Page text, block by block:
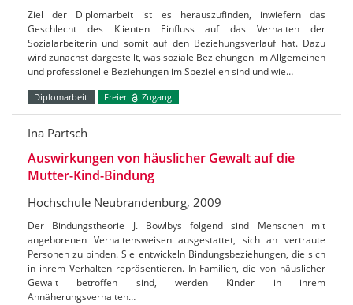
Ziel der Diplomarbeit ist es herauszufinden, inwiefern das
Geschlecht des Klienten Einfluss auf das Verhalten der
Sozialarbeiterin und somit auf den Beziehungsverlauf hat. Dazu
wird zunächst dargestellt, was soziale Beziehungen im Allgemeinen
und professionelle Beziehungen im Speziellen sind und wie…
Diplomarbeit Freier Zugang
Ina Partsch
Auswirkungen von häuslicher Gewalt auf die
Mutter-Kind-Bindung
Hochschule Neubrandenburg, 2009
Der Bindungstheorie J. Bowlbys folgend sind Menschen mit
angeborenen Verhaltensweisen ausgestattet, sich an vertraute
Personen zu binden. Sie entwickeln Bindungsbeziehungen, die sich
in ihrem Verhalten repräsentieren. In Familien, die von häuslicher
Gewalt betroffen sind, werden Kinder in ihrem
Annäherungsverhalten…